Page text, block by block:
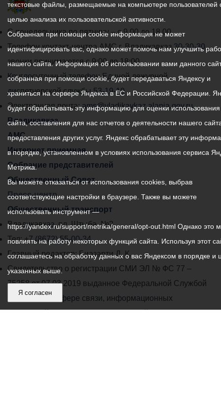
График
работы
администрации
местного
самоуправления
города
Владикавказ:
С понедельника по пятницу – с 9.00 до 18.00
Телефон контакт-центра АМС г. Владикавказ 30-30-30
звонки принимаются с 9:00 до 18:00
Круглосуточный телефон Единой дежурной
диспетчерской службы53-19-19
Электронная почта:ams@vladikavkaz.alania.gov.ru
Владикавказ
АМС
Интернет приемная
Собрание представителей
Общественный Совет
Пресс-центр
Общественный транспорт
Владикавказ, пл. Штыба, №2
Тел:+7 (8672) 55-00-34
Главный редактор: Биазарти Д. К.
Свидетельство о регистрации СМИ ЭЛ № ФС 77 –
75258 от 07.03.2019 выданное Федеральной Службой
по надзору в сфере связи, информационных
текстовые файлы, размещаемые на компьютере пользователей
целью анализа их пользовательской активности.
Собранная при помощи cookie информация не может
идентифицировать вас, однако может помочь нам улучшить
нашего сайта. Информация об использовании вами данного
собранная при помощи cookie, будет передаваться Яндексу и
храниться на сервере Яндекса в ЕС и Российской Федерации.
будет обрабатывать эту информацию для оценки
сайта, составления для нас отчетов о деятельности нашего
предоставления других услуг. Яндекс обрабатывает эту
в порядке, установленном в условиях использования сервиса
Метрика.
Вы можете отказаться от использования cookies, выбрав
соответствующие настройки в браузере. Также вы можете
использовать инструмент —
https://yandex.ru/support/metrika/general/opt-out.html Однако это
повлиять на работу некоторых функций сайта. Используя этот
соглашаетесь на обработку данных о вас Яндексом в порядке и
указанных выше.
Я согласен